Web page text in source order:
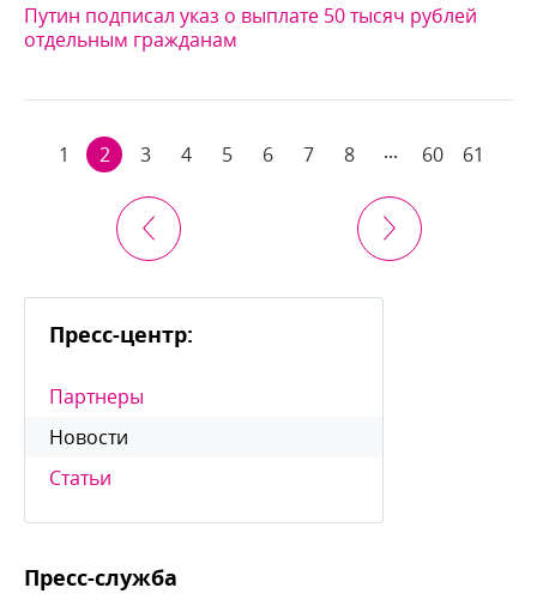
Путин подписал указ о выплате 50 тысяч рублей
отдельным гражданам
1 2 3 4 5 6 7 8 ... 60 61
Пресс-центр:
Партнеры
Новости
Статьи
Пресс-служба